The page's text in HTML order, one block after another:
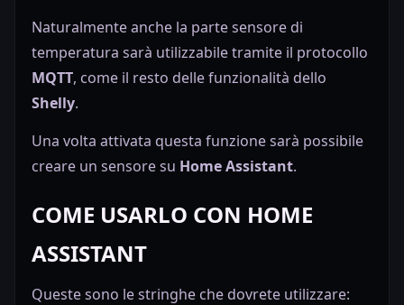
Naturalmente anche la parte sensore di
temperatura sarà utilizzabile tramite il protocollo
MQTT, come il resto delle funzionalità dello
Shelly.
Una volta attivata questa funzione sarà possibile
creare un sensore su Home Assistant.
COME USARLO CON HOME
ASSISTANT
Queste sono le stringhe che dovrete utilizzare: